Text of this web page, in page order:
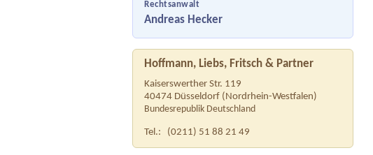
Rechtsanwalt
Andreas Hecker
Hoffmann, Liebs, Fritsch & Partner
Kaiserswerther Str. 119
40474 Düsseldorf (Nordrhein-Westfalen)
Bundesrepublik Deutschland
Tel.: (0211) 51 88 21 49